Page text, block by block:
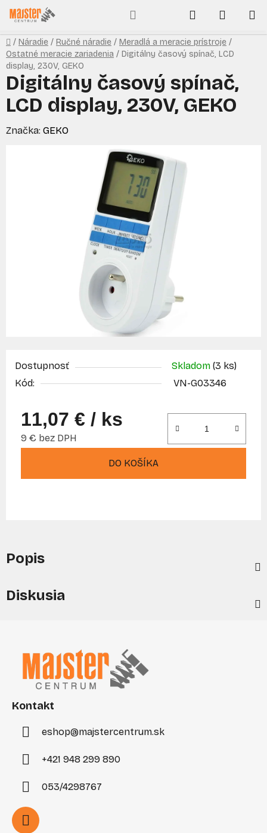
Prejsť
na
obsah
Hľadať
KOŠÍK
Domov
/ Náradie / Ručné náradie / Meradlá a meracie prístroje /
Ostatné meracie zariadenia / Digitálny časový spínač, LCD
display, 230V, GEKO
Dostupnosť Skladom (3 ks)
Kód:
VN-G03346
11,07 € / ks
9 € bez DPH
DO KOŠÍKA
Digitálny časový spínač,
LCD display, 230V, GEKO
Značka: GEKO
Popis
Diskusia
Kontakt
eshop@majstercentrum.sk
+421 948 299 890
053/4298767